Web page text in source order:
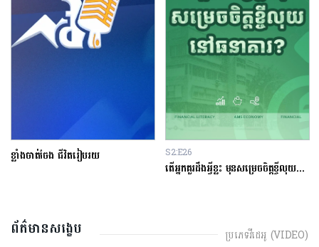
ខ្លាំងចាត់ចែង ជីវិតរៀបរយ S2:E26
តើអ្នកគួរដឹងអ្វីខ្លះ មុនសម្រេចចិត្តខ្ចីលុយនៅធនាគារ?
ព័ត៌មានសង្ខេប ប្រភេទវីដេអូ (VIDEO)